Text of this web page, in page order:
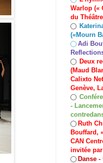
Warlop («
du
◯
(«Mourn
◯ Adi
◯ Deux
(Maud
Calixto
Genève,
◯
-
◯ Ruth
Bouffard,
CAN
invitée
◯ Danse